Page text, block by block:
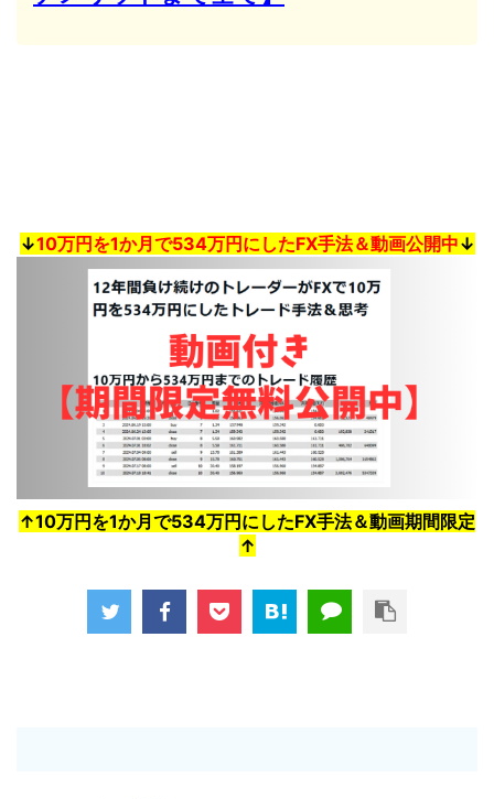
↓10万円を1か月で534万円にしたFX手法＆動画公開中↓
↑10万円を1か月で534万円にしたFX手法＆動画期間限定
↑